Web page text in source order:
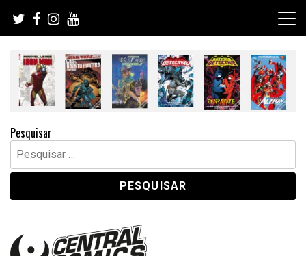
content
Pesquisar
Pesquisar
por: